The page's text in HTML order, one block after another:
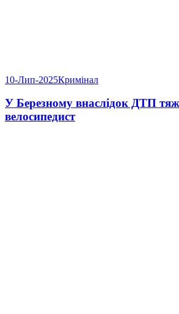
10-Лип-2025Кримінал
У Березному внаслідок ДТП
велосипедист